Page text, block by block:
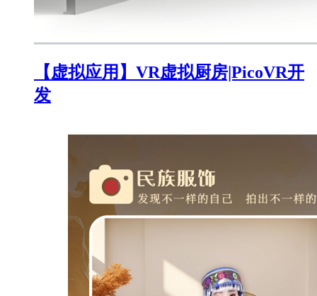
【虚拟应用】VR虚拟厨房|PicoVR开
发